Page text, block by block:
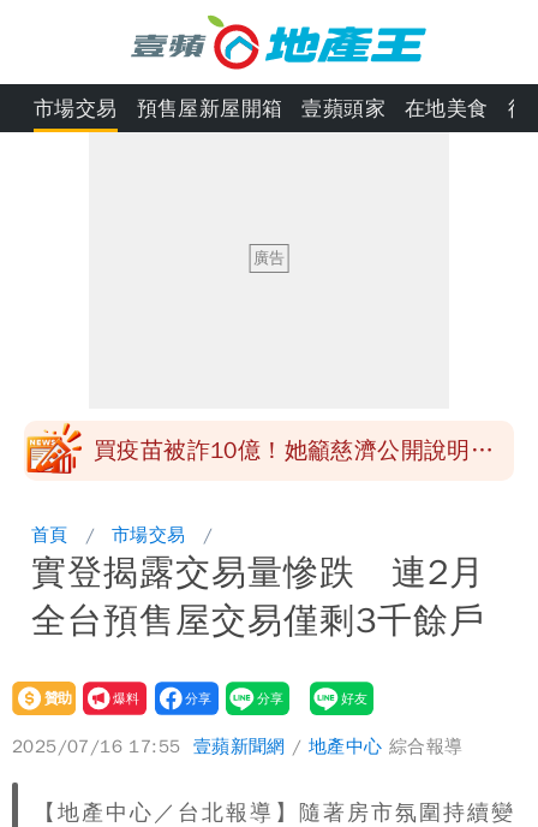
市場交易 預售屋新屋開箱 壹蘋頭家 在地美食 律
勝：時間久看出睿智
白海豚今下午2點半發海警！陸警機率最
最快今晚移送北檢複訊
買疫苗被詐10億！她籲慈濟公開說明
驚：戰局變五五波
白海豚颱風攪局父親節！明雨量「紅到發
紫」
女律師詐慈濟10億 坐擁232公斤黃金仍
接案！同業酸：我輩楷模
明金成離世留下雙胞胎 4歲兒與老師一
段對話催淚
演習登場！搭雙鐵、航班3大注意事項快
看
慈濟遭詐10.6億！網紅揪聲明「疑點重
首頁 市場交易
實登揭露交易量慘跌 連2月
全台預售屋交易僅剩3千餘戶
贊助
我要
2025/07/16 17:55 壹蘋新聞網 /地產中心 綜合報導
【地產中心／台北報導】隨著房市氛圍持續變